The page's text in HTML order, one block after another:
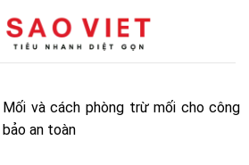
Mối và cách phòng trừ mối cho công
an toàn